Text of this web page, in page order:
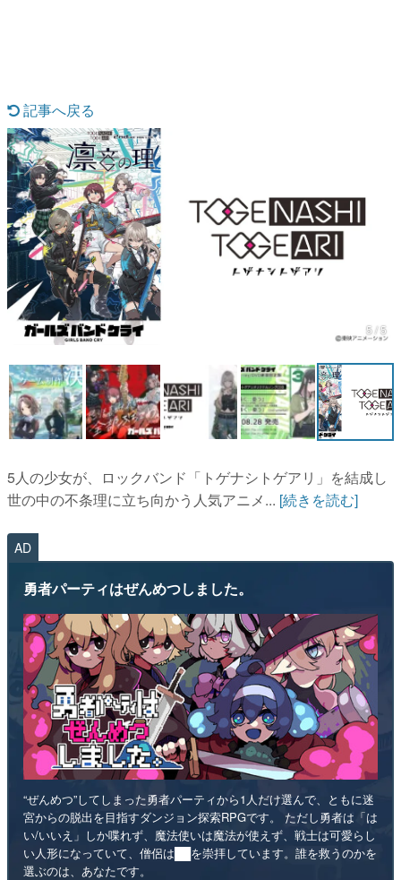
なんでゲームは面白い？
ゲーム開発者・hamatsu氏がゲームの魅力を画面や操作の
具体的な形から解き明かしていく、硬派で骨太な評論連載
です。
ゲームが変えた日本語
「経験値」「裏技」「ラスボス」… ゲームにまつわる言葉
の起源や用法の変遷を、コンピューター文化史研究家・タ
イニーP氏が徹底調査。
カテゴリ
特集記事
マンガ
女性向け
アプリレビュー
その他
運営：株式会社マレ
記事へ戻る
5 / 5
5人の少女が、ロックバンド「トゲナシトゲアリ」を結成し
世の中の不条理に立ち向かう人気アニメ... [続きを読む]
AD
勇者パーティはぜんめつしました。
“ぜんめつ”してしまった勇者パーティから1人だけ選んで、ともに迷
宮からの脱出を目指すダンジョン探索RPGです。 ただし勇者は「は
い/いいえ」しか喋れず、魔法使いは魔法が使えず、戦士は可愛らし
い人形になっていて、僧侶は██を崇拝しています。誰を救うのかを
選ぶのは、あなたです。